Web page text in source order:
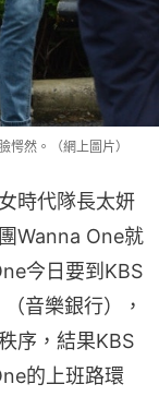
然。（網上圖片）
時代隊長太妍
Wanna One就
今日要到KBS
音樂銀行），
序，結果KBS
的上班路環